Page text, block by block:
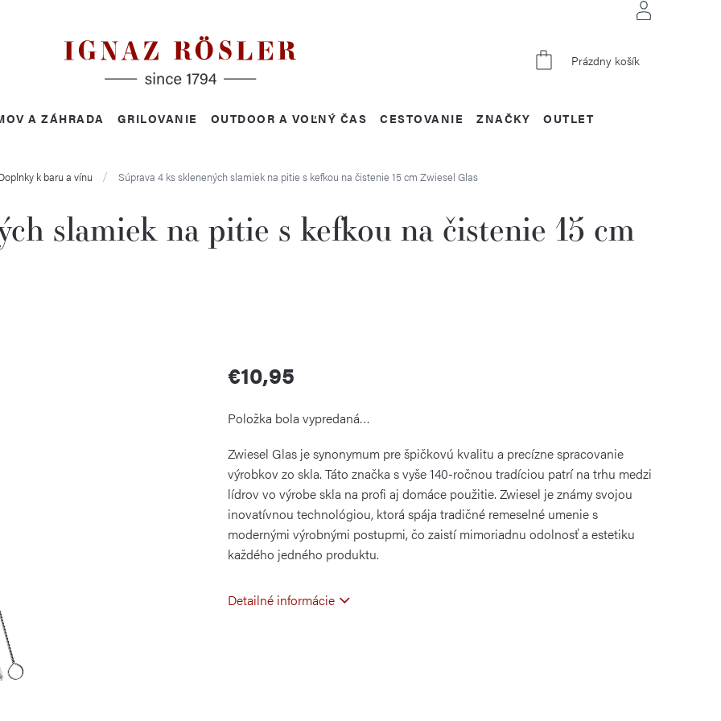
NÁKUPNÝ
Prázdny košík
A ZÁHRADA GRILOVANIE OUTDOOR A VOĽNÝ ČAS CESTOVANIE OUTLET
ZNAČKY
k baru a vínu Súprava 4 ks sklenených slamiek na pitie s kefkou na čistenie 15 cm Zwiesel Glas
slamiek na pitie s kefkou na čistenie 15 cm
€10,95
cena:
Položka bola vypredaná…
Zwiesel Glas je synonymum pre špičkovú kvalitu a precízne spracovanie
výrobkov zo skla. Táto značka s vyše 140-ročnou tradíciou patrí na trhu medzi
lídrov vo výrobe skla na profi aj domáce použitie. Zwiesel je známy svojou
inovatívnou technológiou, ktorá spája tradičné remeselné umenie s
modernými výrobnými postupmi, čo zaistí mimoriadnu odolnosť a estetiku
každého jedného produktu.
Detailné informácie